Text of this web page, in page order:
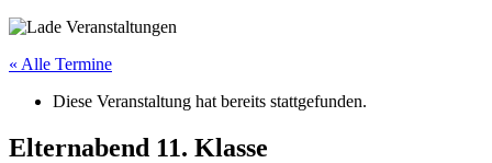
« Alle Termine
Diese Veranstaltung hat bereits stattgefunden.
Elternabend 11. Klasse